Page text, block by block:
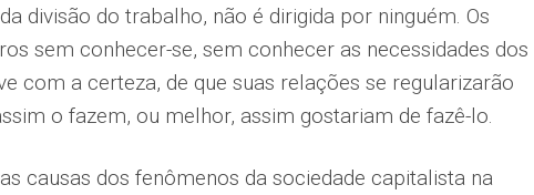
divisão do trabalho, não é dirigida por ninguém. Os
sem conhecer-se, sem conhecer as necessidades dos
com a certeza, de que suas relações se regularizarão
o fazem, ou melhor, assim gostariam de fazê-lo.
causas dos fenômenos da sociedade capitalista na